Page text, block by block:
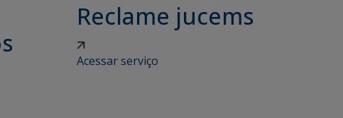
Reclame jucems
Acessar serviço